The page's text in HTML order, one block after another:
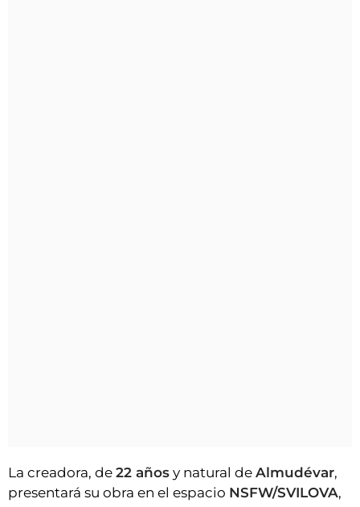
La creadora, de 22 años y natural de Almudévar,
presentará su obra en el espacio NSFW/SVILOVA,